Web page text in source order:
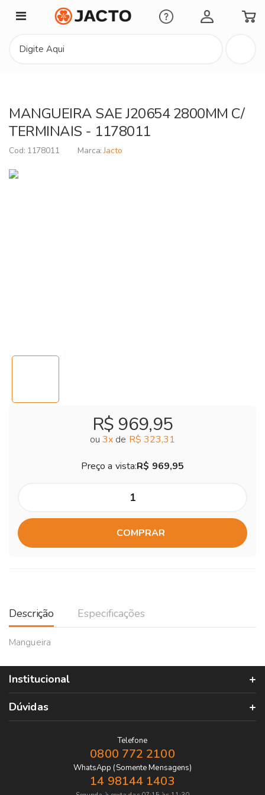
Minha Conta
MANGUEIRA SAE J20654 2800MM C/
TERMINAIS - 1178011
1178011 Jacto
R$ 969,95
ou 3x de R$ 323,31
Preço a vista:R$ 969,95
COMPRAR
Descrição Especificações
Mangueira
Institucional
Dúvidas
Telefone
0800 772 2100
WhatsApp (Somente Mensagens)
14 98144 1403